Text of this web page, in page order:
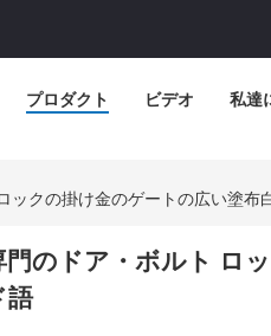
プロダクト ビデオ 私達
ックの掛け金のゲートの広い塗布
門のドア・ボルト ロ
語